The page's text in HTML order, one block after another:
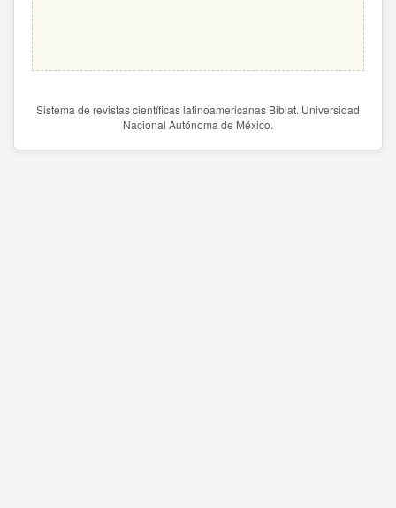
Sistema de revistas científicas latinoamericanas Biblat. Universidad
Nacional Autónoma de México.